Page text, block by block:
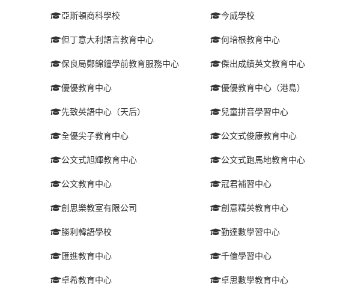
亞斯頓商科學校 今威學校
但丁意大利語言教育中心 何培根教育中心
保良局鄭錦鐘學前教育服務中心 傑出成績英文教育中心
優優教育中心 優優教育中心（港島）
先致英語中心（天后） 兒童拼音學習中心
全優尖子教育中心 公文式俊康教育中心
公文式旭輝教育中心 公文式跑馬地教育中心
公文教育中心 冠君補習中心
創思樂教室有限公司 創意精英教育中心
勝利韓語學校 勤達數學習中心
匯進教育中心 千億學習中心
卓希教育中心 卓思數學教育中心